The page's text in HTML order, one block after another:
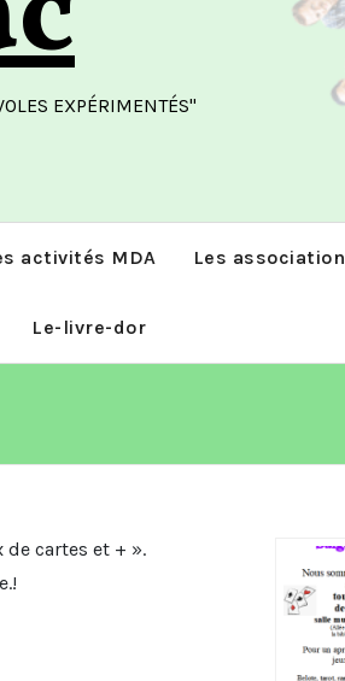
EXPÉRIMENTÉS"
activités MDA Les
Le-livre-dor
cartes et + ».